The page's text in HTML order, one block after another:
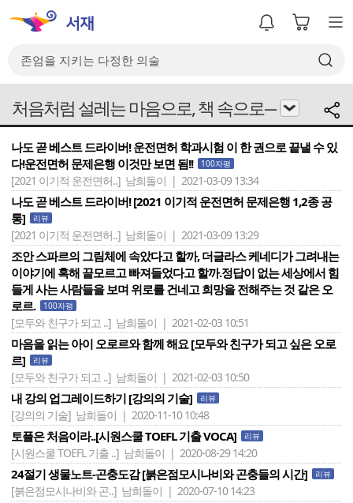
처음처럼 설레는 마음으로, 책 속으로---
나도 곧 베스트 드라이버! 운전면허 학과시험 이 한 권으로 끝낼 수 있
다!운전면허 문제은행 이것만 보면 됨!!
100자평
[2021 이기적 운전면허..] 남희돌이 | 2021-03-09 13:34
나도 곧 베스트 드라이버! [2021 이기적 운전면허 문제은행 1,2종 공
통]
리뷰
[2021 이기적 운전면허..] 남희돌이 | 2021-03-09 13:29
조안 스파르의 그림체에 속았다고 할까, 더글라스 케네디가 그려내는
이야기에 혹해 끝모르고 빠져들었다고 할까.정답이 없는 세상에서 힘
들게 사는 사람들을 보며 위로를 건네고 희망을 전해주는 것 같은 오
로르.
100자평
[모두와 친구가 되고 ..] 남희돌이 | 2021-02-03 10:51
마음을 읽는 아이 오로르와 함께 해요 [모두와 친구가 되고 싶은 오로
르]
리뷰
[모두와 친구가 되고 ..] 남희돌이 | 2021-02-03 10:50
내 강의 업그레이드하기 [강의의 기술] 리뷰
[강의의 기술] 남희돌이 | 2020-11-10 10:48
토플은 처음이라..[시원스쿨 TOEFL 기출 VOCA] 리뷰
[시원스쿨 TOEFL 기출 ..] 남희돌이 | 2020-08-29 14:20
24절기 생물노트-곤충도감 [붉은점모시나비와 곤충들의 시간] 리뷰
[붉은점모시나비와 곤..] 남희돌이 | 2020-07-10 14:23